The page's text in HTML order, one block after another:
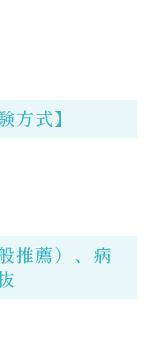
方式】
推薦）、病